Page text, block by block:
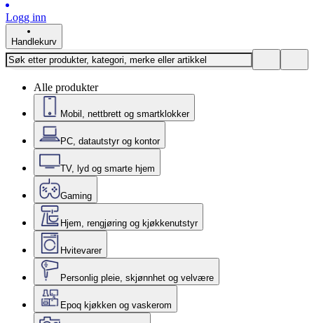
Logg inn
Handlekurv
Alle produkter
Mobil, nettbrett og smartklokker
PC, datautstyr og kontor
TV, lyd og smarte hjem
Gaming
Hjem, rengjøring og kjøkkenutstyr
Hvitevarer
Personlig pleie, skjønnhet og velvære
Epoq kjøkken og vaskerom